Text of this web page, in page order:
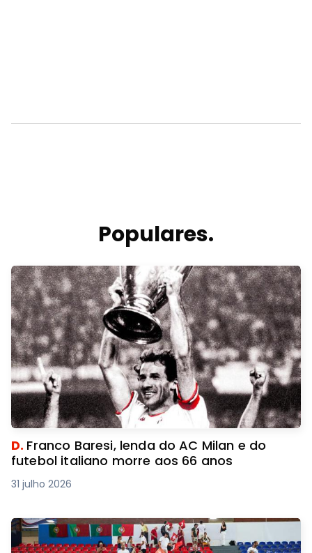
Populares.
D. Franco Baresi, lenda do AC Milan e do
futebol italiano morre aos 66 anos
31 julho 2026